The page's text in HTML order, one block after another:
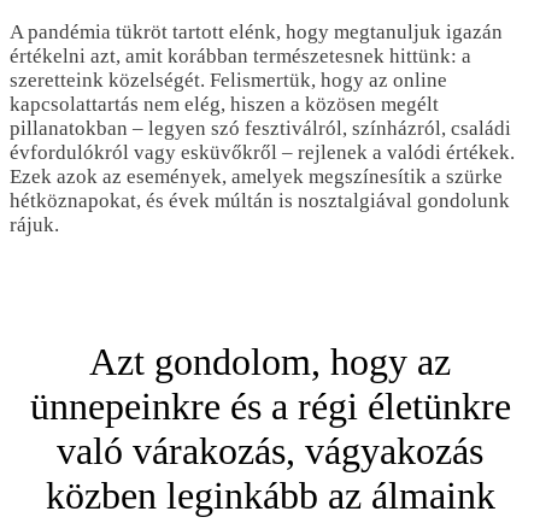
A pandémia tükröt tartott elénk, hogy megtanuljuk igazán
értékelni azt, amit korábban természetesnek hittünk: a
szeretteink közelségét. Felismertük, hogy az online
kapcsolattartás nem elég, hiszen a közösen megélt
pillanatokban – legyen szó fesztiválról, színházról, családi
évfordulókról vagy esküvőkről – rejlenek a valódi értékek.
Ezek azok az események, amelyek megszínesítik a szürke
hétköznapokat, és évek múltán is nosztalgiával gondolunk
rájuk.
Azt gondolom, hogy az
ünnepeinkre és a régi életünkre
való várakozás, vágyakozás
közben leginkább az álmaink